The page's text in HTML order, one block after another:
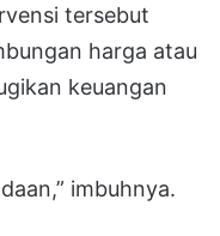
tersebut
harga atau
keuangan
imbuhnya.